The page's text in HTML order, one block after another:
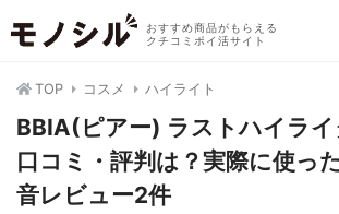
おすすめ商品がもらえる
クチコミポイ活サイト
TOP コスメ ハイライト
BBIA(ピアー) ラストハイラ
口コミ・評判は？実際に使っ
音レビュー2件